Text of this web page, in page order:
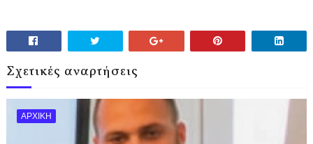
Σχετικές αναρτήσεις
ΑΡΧΙΚΗ